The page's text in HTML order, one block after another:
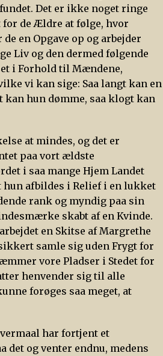
Det er ikke noget ringe
for de Ældre at følge, hvor
en Opgave op og arbejder
Liv og den dermed følgende
i Forhold til Mændene,
vi kan sige: Saa langt kan en
kan hun dømme, saa klogt kan
at mindes, og det er
paa vort ældste
i saa mange Hjem Landet
hun afbildes i Relief i en lukket
rank og myndig paa sin
skabt af en Kvinde.
en Skitse af Margrethe
samle sig uden Frygt for
vore Pladser i Stedet for
henvender sig til alle
forøges saa meget, at
har fortjent et
det og venter endnu, medens